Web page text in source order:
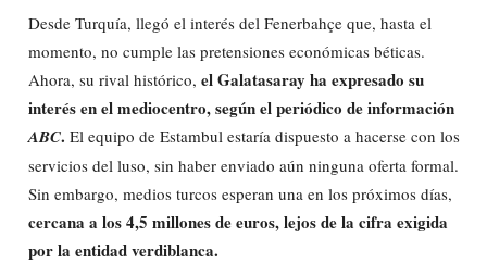
Desde Turquía, llegó el interés del Fenerbahçe que, hasta el
momento, no cumple las pretensiones económicas béticas.
Ahora, su rival histórico, el Galatasaray ha expresado su
interés en el mediocentro, según el periódico de información
ABC. El equipo de Estambul estaría dispuesto a hacerse con los
servicios del luso, sin haber enviado aún ninguna oferta formal.
Sin embargo, medios turcos esperan una en los próximos días,
cercana a los 4,5 millones de euros, lejos de la cifra exigida
por la entidad verdiblanca.